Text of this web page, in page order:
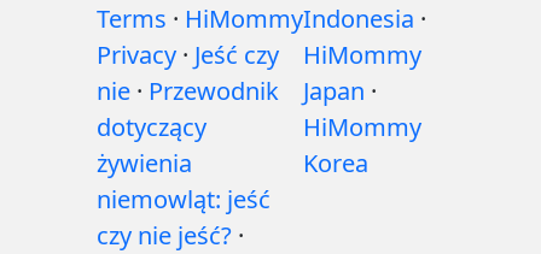
Terms · HiMommy
Privacy · Jeść czy
nie · Przewodnik
dotyczący
żywienia
niemowląt: jeść
czy nie jeść? ·
Indonesia ·
HiMommy
Japan ·
HiMommy
Korea